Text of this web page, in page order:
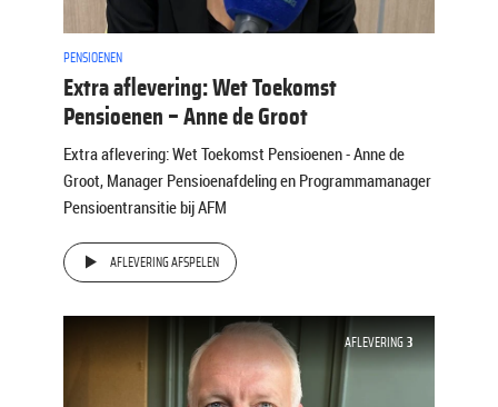
PENSIOENEN
Extra aflevering: Wet Toekomst
Pensioenen – Anne de Groot
Extra aflevering: Wet Toekomst Pensioenen - Anne de
Groot, Manager Pensioenafdeling en Programmamanager
Pensioentransitie bij AFM
AFLEVERING AFSPELEN
AFLEVERING 3